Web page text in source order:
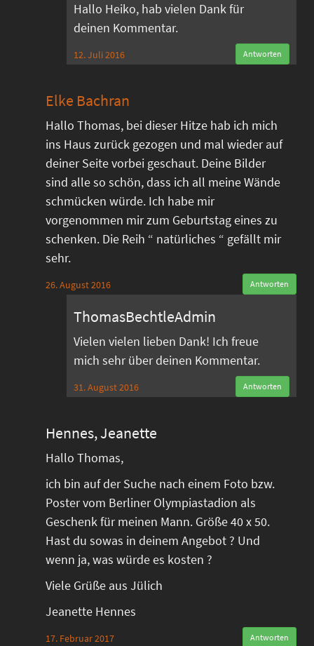
Hallo Heiko, hab vielen Dank für
deinen Kommentar.
12. Juli 2016 Antworten
Elke Bachran
Hallo Thomas, bei dieser Hitze hab ich mich
ins Haus zurück gezogen und mal wieder auf
deiner Seite vorbei geschaut. Deine Bilder
sind alle so schön, dass ich all meine Wände
schmücken würde. Ich habe mir
vorgenommen mir zum Geburtstag eines zu
schenken. Die Reih “ natürliches “ gefällt mir
sehr.
26. August 2016 Antworten
ThomasBechtleAdmin
Vielen vielen lieben Dank! Ich freue
mich sehr über deinen Kommentar.
31. August 2016 Antworten
Hennes, Jeanette
Hallo Thomas,
ich bin auf der Suche nach einem Foto bzw.
Poster vom Berliner Olympiastadion als
Geschenk für meinen Mann. Größe 40 x 50.
Hast du sowas in deinem Angebot ? Und
wenn ja, was würde es kosten ?
Viele Grüße aus Jülich
Jeanette Hennes
17. Februar 2017 Antworten